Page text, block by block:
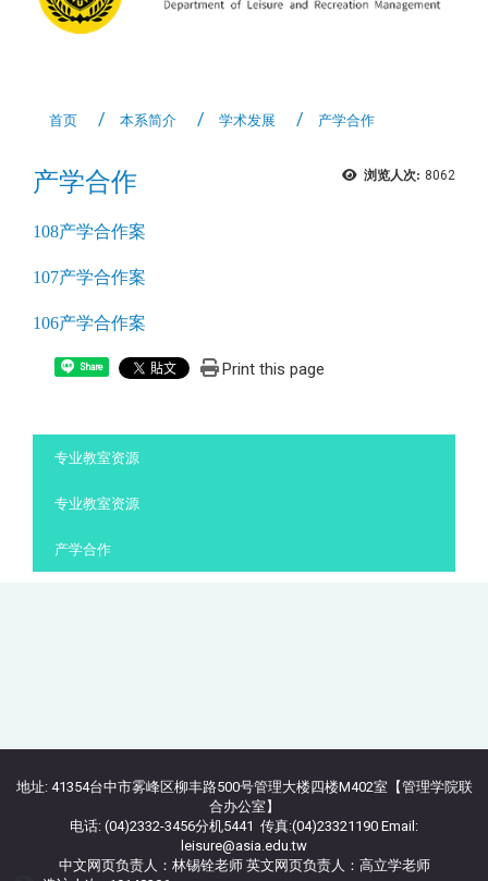
首页 本系简介 学术发展 产学合作
浏览人次: 8062
产学合作
108产学合作案
107产学合作案
106产学合作案
Share Print this page
专业教室资源
专业教室资源
产学合作
地址: 41354台中市雾峰区柳丰路500号管理大楼四楼M402室【管理学院联
合办公室】
电话: (04)2332-3456分机5441 传真:(04)23321190 Email:
leisure@asia.edu.tw
中文网页负责人：林锡铨老师 英文网页负责人：高立学老师